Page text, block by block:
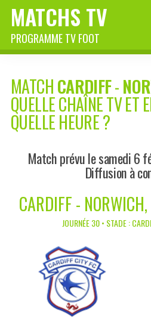
MATCHS TV
PROGRAMME TV FOOT
MATCHCARDIFF-
QUELLE CHAÎNE TV ET
QUELLE HEURE ?
Match prévu le samedi 6
Diffusion à
CARDIFF -
JOURNÉE 30 • STADE :